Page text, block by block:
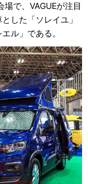
で、VAGUEが注目
した「ソレイユ」
ル」である。